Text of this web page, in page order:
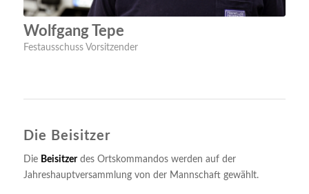
Wolfgang Tepe
Festausschuss Vorsitzender
Die Beisitzer
Die Beisitzerdes Ortskommandos werden auf der
Jahreshauptversammlung von der Mannschaft gewählt.